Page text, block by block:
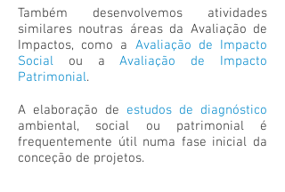
Também desenvolvemos atividades
similares noutras áreas da Avaliação de
Impactos, como a Avaliação de Impacto
Social ou aAvaliação de Impacto
Patrimonial.
A elaboração de estudos de diagnóstico
ambiental, social ou patrimonial é
frequentemente útil numa fase inicial da
conceção de projetos.